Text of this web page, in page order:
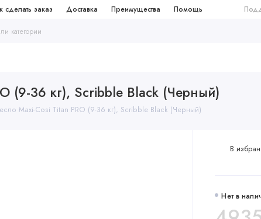
сделать заказ Доставка Преимущества Помощь
(9-36 кг), Scribble Black (Черный)
Maxi-Cosi Titan PRO (9-36 кг), Scribble Black (Черный)
Нет в
В